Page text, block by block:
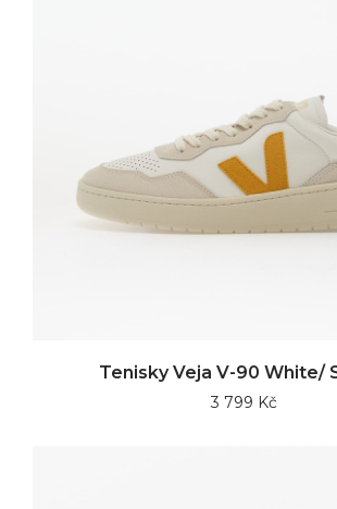
Tenisky Veja V-90 White/
3 799 Kč